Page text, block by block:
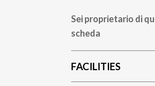
Sei proprietario di
scheda
FACILITIES